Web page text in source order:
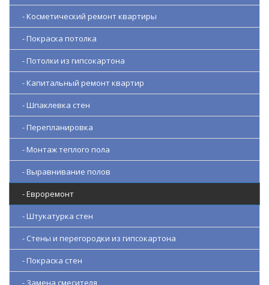
- Косметический ремонт квартиры
- Покраска потолка
- Потолки из гипсокартона
- Капитальный ремонт квартир
- Шпаклевка стен
- Перепланировка
- Монтаж теплого пола
- Выравнивание полов
- Евроремонт
- Штукатурка стен
- Стены и перегородки из гипсокартона
- Покраска стен
- Замена смесителя